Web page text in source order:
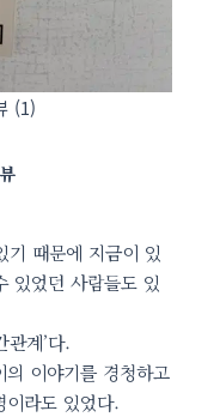
(1)
때문에 지금이 있
있었던 사람들도 있
계’다.
이야기를 경청하고
이라도 있었다.